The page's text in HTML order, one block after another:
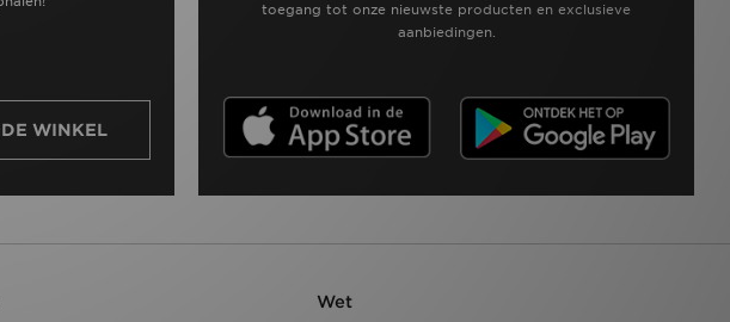
WINKEL
toegang tot onze nieuwste producten en exclusieve
aanbiedingen.
Wet